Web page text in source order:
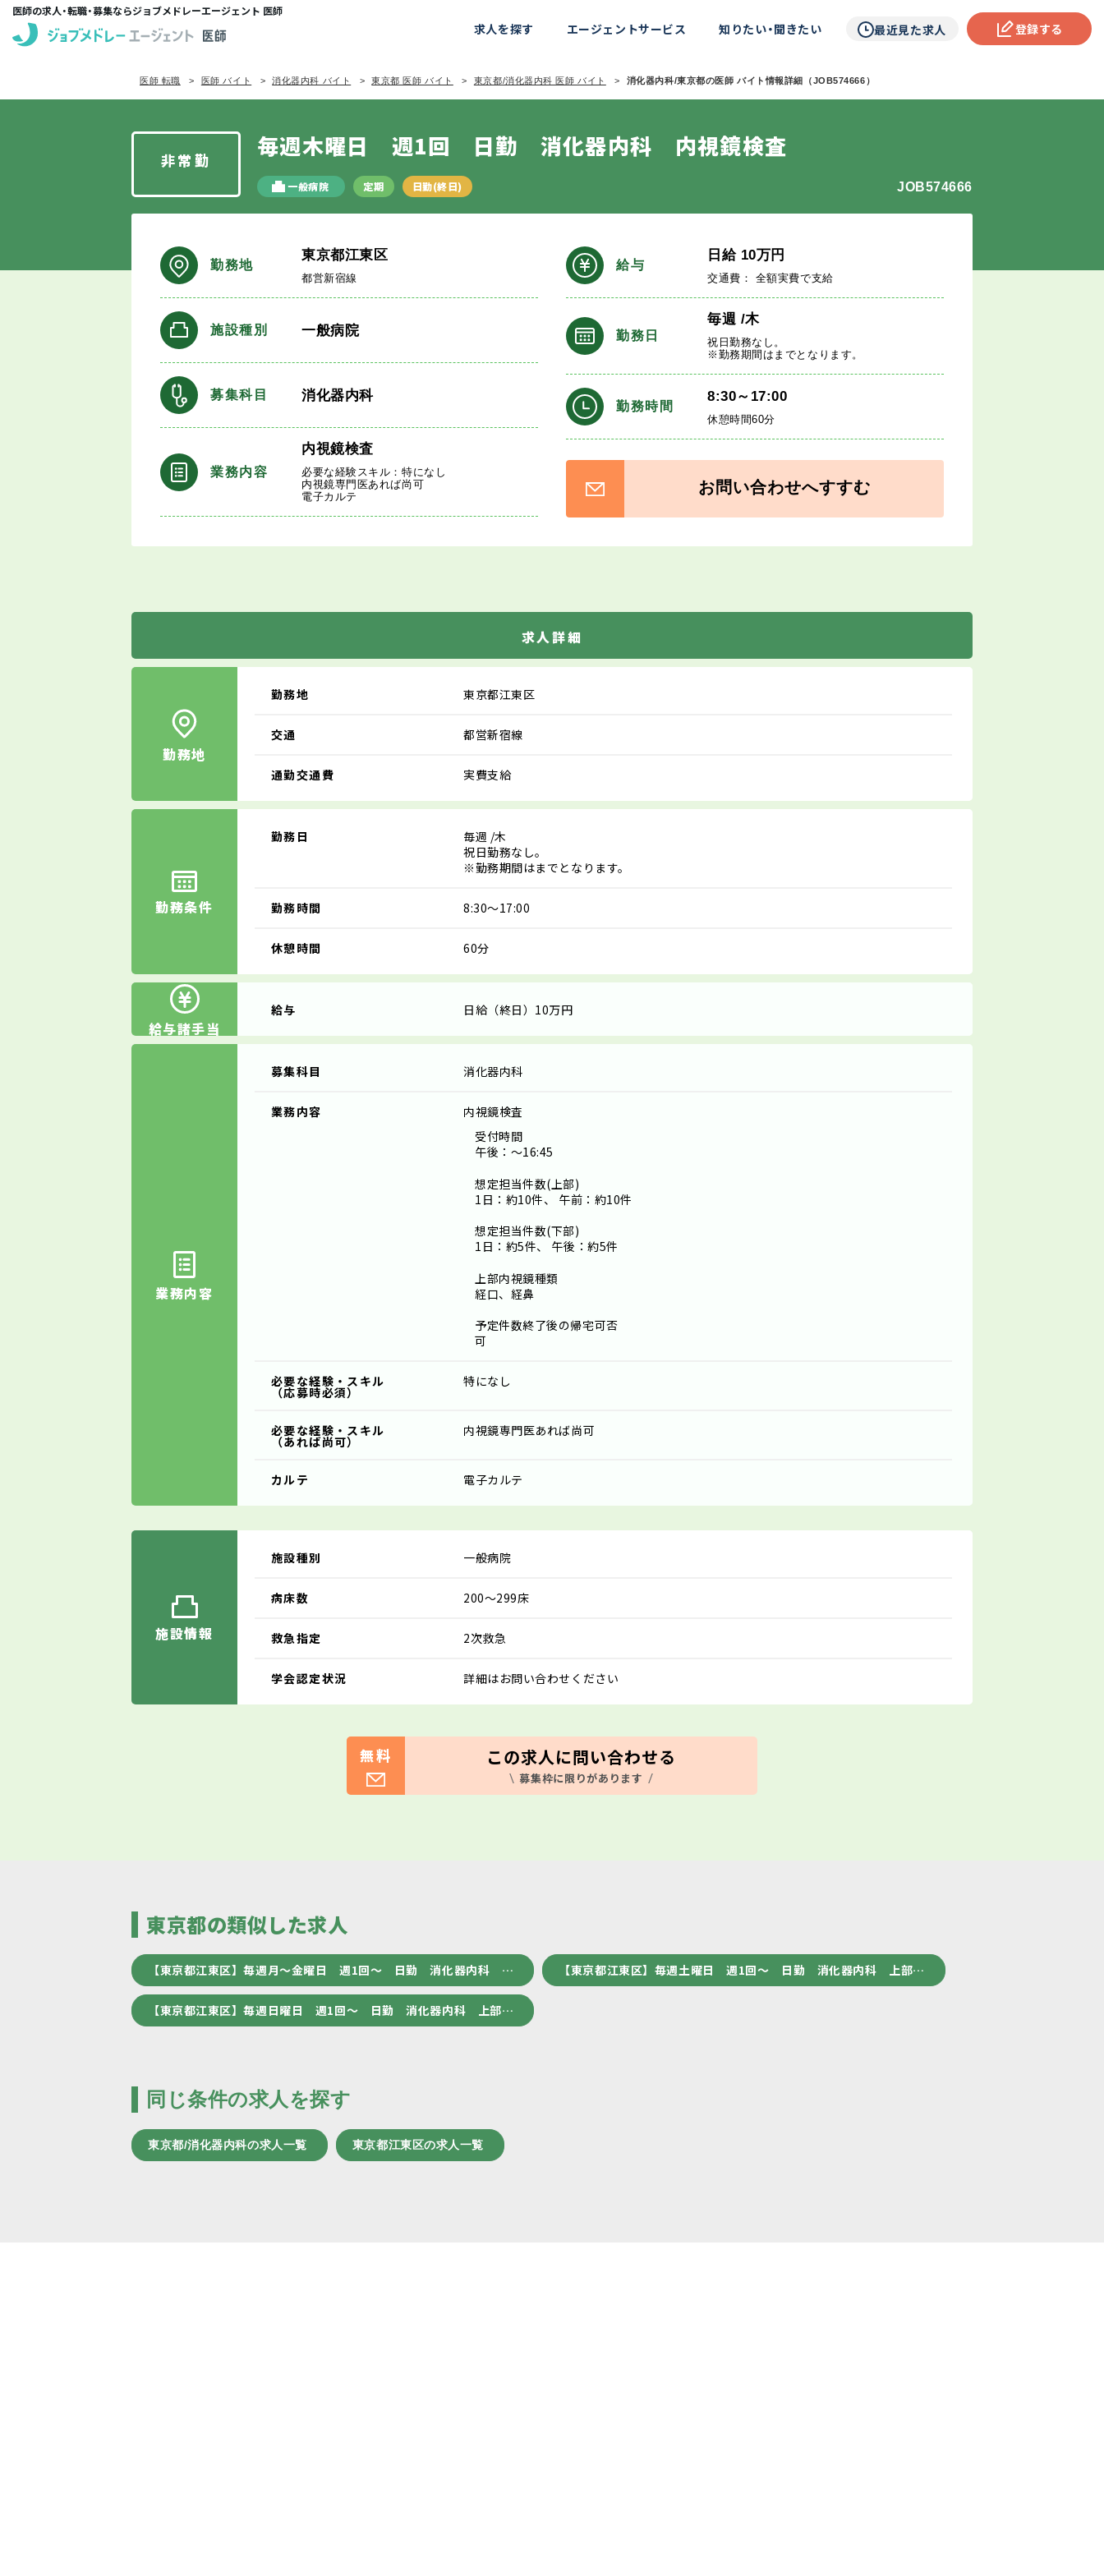
医師の求人・転職・募集ならジョブメドレーエージェント 医師
求人を探す エージェントサービス 知りたい・聞きたい 最近見た求人 登録する
医師 転職 医師 バイト 消化器内科 バイト 東京都 医師 バイト 東京都/消化器内科 医師 バイト 消化器内科/東京都の医師 バイト情報詳細（JOB574666）
非常勤 毎週木曜日 週1回 日勤 消化器内科 内視鏡検査
一般病院 定期 日勤(終日) JOB574666
勤務地
東京都江東区
都営新宿線
施設種別 一般病院
募集科目 消化器内科
業務内容
内視鏡検査
必要な経験スキル：特になし
内視鏡専門医あれば尚可
電子カルテ
給与
日給10万円
交通費： 全額実費で支給
勤務日
毎週 /木
祝日勤務なし。
※勤務期間はまでとなります。
勤務時間
8:30～17:00
休憩時間60分
お問い合わせへすすむ
求人詳細
勤務地
勤務地 東京都江東区
交通 都営新宿線
通勤交通費 実費支給
勤務条件
勤務日 毎週 /木
祝日勤務なし。
※勤務期間はまでとなります。
勤務時間 8:30～17:00
休憩時間 60分
給与諸手当
給与 日給（終日）10万円
業務内容
募集科目 消化器内科
業務内容
内視鏡検査
受付時間
午後：～16:45
想定担当件数(上部)
1日：約10件、 午前：約10件
想定担当件数(下部)
1日：約5件、 午後：約5件
上部内視鏡種類
経口、経鼻
予定件数終了後の帰宅可否
可
必要な経験・スキル
（応募時必須）
特になし
必要な経験・スキル
（あれば尚可）
内視鏡専門医あれば尚可
カルテ 電子カルテ
施設情報
施設種別 一般病院
病床数 200～299床
救急指定 2次救急
学会認定状況 詳細はお問い合わせください
無料 この求人に問い合わせる
募集枠に限りがあります
東京都の類似した求人
【東京都江東区】毎週月～金曜日 週1回～ 日勤 消化器内科 … 【東京都江東区】毎週土曜日 週1回～ 日勤 消化器内科 上部…
【東京都江東区】毎週日曜日 週1回～ 日勤 消化器内科 上部…
同じ条件の求人を探す
東京都/消化器内科の求人一覧 東京都江東区の求人一覧